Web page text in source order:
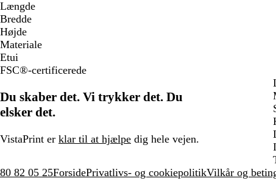
Længde
Bredde
Højde
Materiale
Etui
FSC®-certificerede
Du skaber det. Vi trykker det. Du
elsker det.
VistaPrint er klar til at hjælpe dig hele vejen.
80 82 05 25ForsidePrivatlivs- og cookiepolitikVilkår og